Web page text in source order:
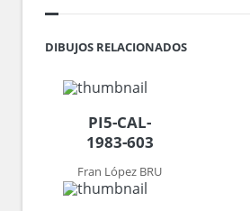
DIBUJOS RELACIONADOS
PI5-CAL-
1983-603
Fran López BRU